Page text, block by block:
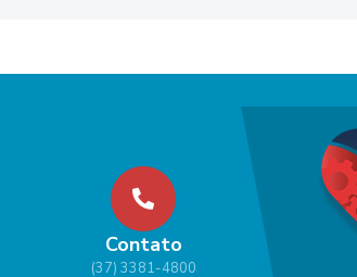
Contato
(37) 3381-4800